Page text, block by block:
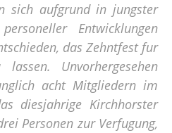
sich aufgrund in jungster
Entwicklungen
das Zehntfest fur
Unvorhergesehen
acht Mitgliedern im
diesjahrige Kirchhorster
Personen zur Verfugung,